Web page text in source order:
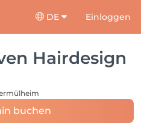
DE Einloggen
Hairdesign
buchen